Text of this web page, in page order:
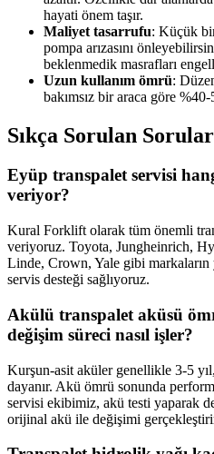
hayati önem taşır.
Maliyet tasarrufu: Küçük
pompa arızasını
beklenmedik masrafları
Uzun kullanım ömrü:
bakımsız bir araca göre
Sıkça Sorulan Sorular
Eyüp transpalet servisi
veriyor?
Kural Forklift olarak tüm önemli
veriyoruz. Toyota, Jungheinrich,
Linde, Crown, Yale gibi markaların
servis desteği sağlıyoruz.
Akülü transpalet aküsü
değişim süreci nasıl işler?
Kurşun-asit aküler genellikle 3-5
dayanır. Akü ömrü sonunda
servisi ekibimiz, akü testi yaparak
orijinal akü ile değişimi